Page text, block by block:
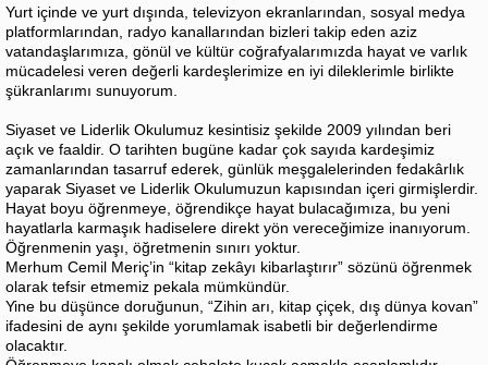
Yurt içinde ve yurt dışında, televizyon ekranlarından, sosyal medya
platformlarından, radyo kanallarından bizleri takip eden aziz
vatandaşlarımıza, gönül ve kültür coğrafyalarımızda hayat ve varlık
mücadelesi veren değerli kardeşlerimize en iyi dileklerimle birlikte
şükranlarımı sunuyorum.
Siyaset ve Liderlik Okulumuz kesintisiz şekilde 2009 yılından beri
açık ve faaldir. O tarihten bugüne kadar çok sayıda kardeşimiz
zamanlarından tasarruf ederek, günlük meşgalelerinden fedakârlık
yaparak Siyaset ve Liderlik Okulumuzun kapısından içeri girmişlerdir.
Hayat boyu öğrenmeye, öğrendikçe hayat bulacağımıza, bu yeni
hayatlarla karmaşık hadiselere direkt yön vereceğimize inanıyorum.
Öğrenmenin yaşı, öğretmenin sınırı yoktur.
Merhum Cemil Meriç’in “kitap zekâyı kibarlaştırır” sözünü öğrenmek
olarak tefsir etmemiz pekala mümkündür.
Yine bu düşünce doruğunun, “Zihin arı, kitap çiçek, dış dünya kovan”
ifadesini de aynı şekilde yorumlamak isabetli bir değerlendirme
olacaktır.